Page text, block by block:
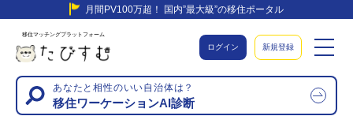
月間PV100万超！ 国内”最大級”の移住ポータル
移住マッチングプラットフォーム
ログイン 新規登録
あなたと相性のいい自治体は？
移住ワーケーションAI診断